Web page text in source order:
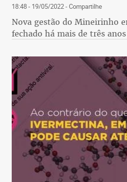
18:48 - 19/05/2022- Compartilhe
Nova gestão do Mineirinho
fechado há mais de três anos